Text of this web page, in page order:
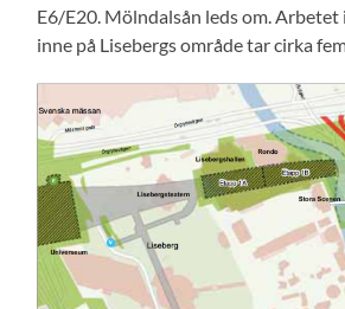
E6/E20. Mölndalsån leds om. Arbetet
inne på Lisebergs område tar cirka